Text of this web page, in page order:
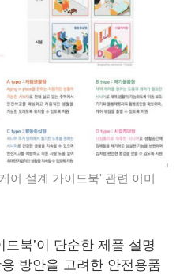
어 설계 가이드북' 관련 이미
북’이 단순한 제품 설명
방안을 고려한 안전용품